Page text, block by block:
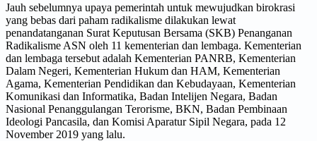
Jauh sebelumnya upaya pemerintah untuk mewujudkan birokrasi
yang bebas dari paham radikalisme dilakukan lewat
penandatanganan Surat Keputusan Bersama (SKB) Penanganan
Radikalisme ASN oleh 11 kementerian dan lembaga. Kementerian
dan lembaga tersebut adalah Kementerian PANRB, Kementerian
Dalam Negeri, Kementerian Hukum dan HAM, Kementerian
Agama, Kementerian Pendidikan dan Kebudayaan, Kementerian
Komunikasi dan Informatika, Badan Intelijen Negara, Badan
Nasional Penanggulangan Terorisme, BKN, Badan Pembinaan
Ideologi Pancasila, dan Komisi Aparatur Sipil Negara, pada 12
November 2019 yang lalu.